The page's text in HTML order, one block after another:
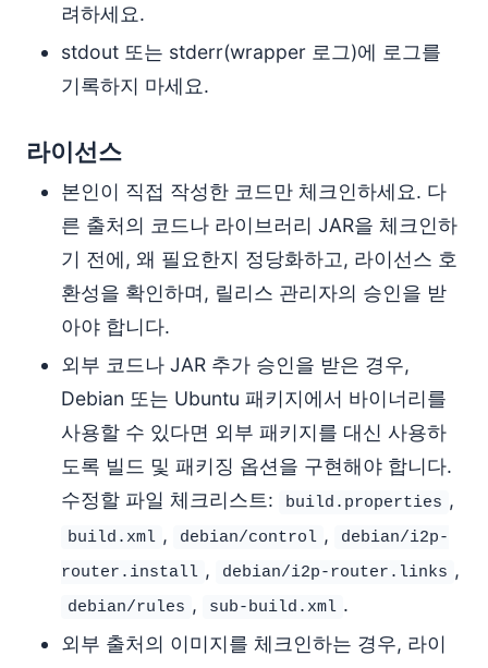
려하세요.
stdout 또는 stderr(wrapper 로그)에 로그를
기록하지 마세요.
라이선스
본인이 직접 작성한 코드만 체크인하세요. 다
른 출처의 코드나 라이브러리 JAR을 체크인하
기 전에, 왜 필요한지 정당화하고, 라이선스 호
환성을 확인하며, 릴리스 관리자의 승인을 받
아야 합니다.
외부 코드나 JAR 추가 승인을 받은 경우,
Debian 또는 Ubuntu 패키지에서 바이너리를
사용할 수 있다면 외부 패키지를 대신 사용하
도록 빌드 및 패키징 옵션을 구현해야 합니다.
수정할 파일 체크리스트:
build.properties ,
build.xml , debian/control ,
debian/i2p-
router.install , debian/i2p-router.links ,
debian/rules , sub-build.xml .
외부 출처의 이미지를 체크인하는 경우, 라이